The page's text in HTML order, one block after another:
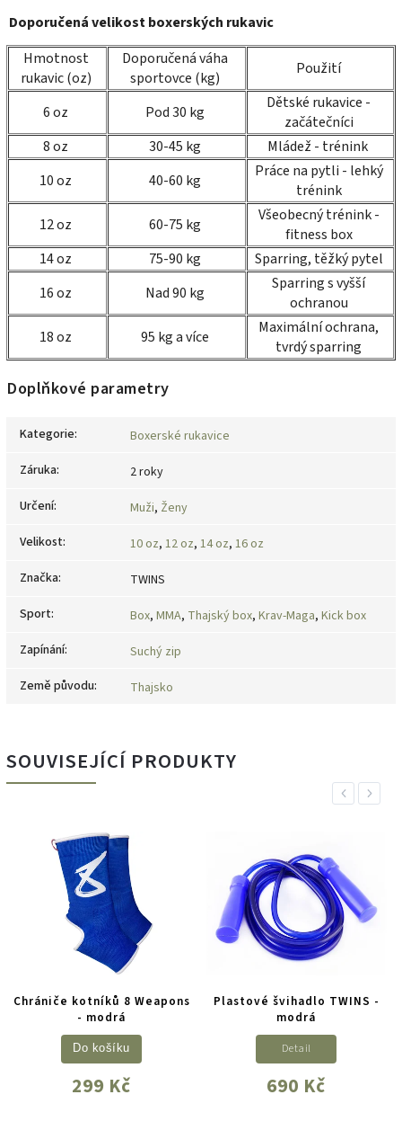
Doporučená velikost boxerských rukavic
Hmotnost
rukavic (oz)
Doporučená váha
sportovce (kg)
Použití
6 oz Pod 30 kg
Dětské rukavice -
začátečníci
8 oz
30-45 kg
Mládež - trénink
10 oz
40-60 kg
Práce na pytli - lehký
trénink
12 oz
60-75 kg
Všeobecný trénink -
fitness box
14 oz
75-90 kg
Sparring, těžký pytel
16 oz
Nad 90 kg
Sparring s vyšší
ochranou
18 oz
95 kg a více
Maximální ochrana,
tvrdý sparring
Doplňkové parametry
Kategorie:
Boxerské rukavice
Záruka:
2 roky
Určení: Muži, Ženy
Velikost: 10 oz, 12 oz, 14 oz, 16 oz
Značka:
TWINS
Sport: Box, MMA, Thajský box, Krav-Maga, Kick box
Zapínání:
Suchý zip
Země původu: Thajsko
SOUVISEJÍCÍ PRODUKTY
Previous
Chrániče kotníků 8 Weapons
- modrá
299 Kč
Do košíku
Plastové švihadlo TWINS -
modrá
690 Kč
Detail
Next